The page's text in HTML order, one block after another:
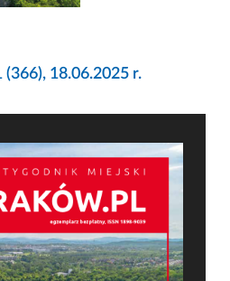
(366), 18.06.2025 r.